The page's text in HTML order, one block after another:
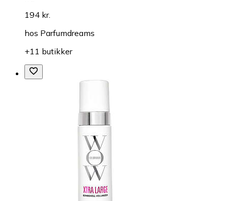
194 kr.
hos Parfumdreams
+11 butikker